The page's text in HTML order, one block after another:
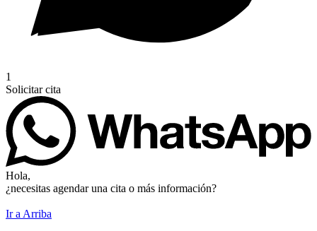
1
Solicitar cita
Hola,
¿necesitas agendar una cita o más información?
Ir a Arriba